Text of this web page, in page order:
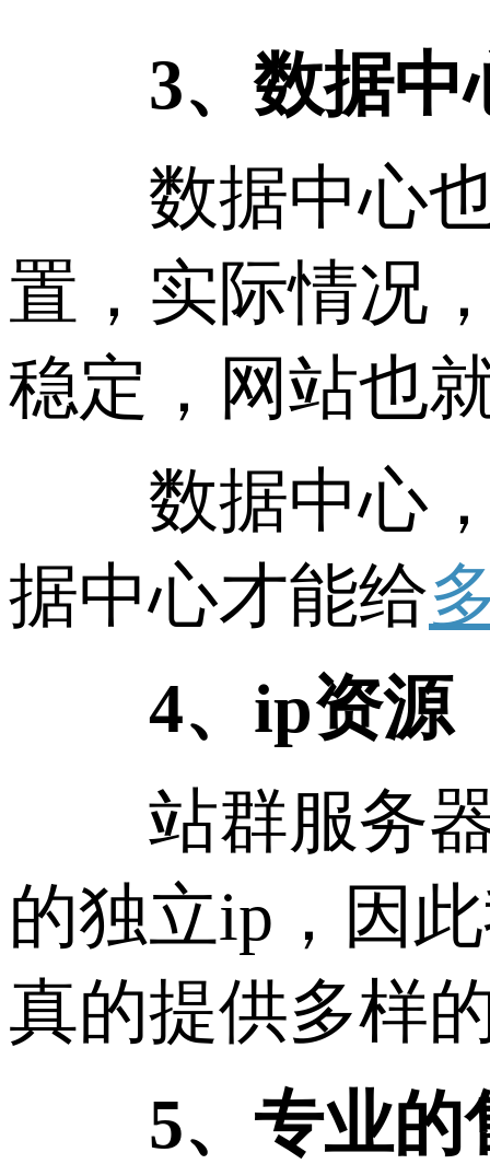
3、数据中
数据中心也
置，实际情况
稳定，网站也
数据中心，
据中心才能给
4、ip资源
站群服务器
的独立ip，因
真的提供多样
5、专业的